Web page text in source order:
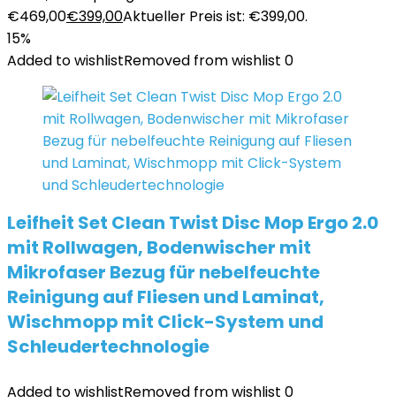
€469,00€399,00Aktueller Preis ist: €399,00.
15%
Added to wishlistRemoved from wishlist 0
Leifheit Set Clean Twist Disc Mop Ergo 2.0
mit Rollwagen, Bodenwischer mit
Mikrofaser Bezug für nebelfeuchte
Reinigung auf Fliesen und Laminat,
Wischmopp mit Click-System und
Schleudertechnologie
Added to wishlistRemoved from wishlist 0